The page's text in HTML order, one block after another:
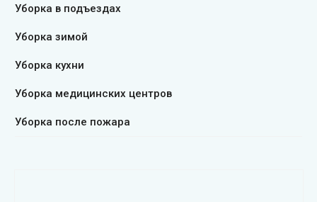
Уборка в подъездах
Уборка зимой
Уборка кухни
Уборка медицинских центров
Уборка после пожара